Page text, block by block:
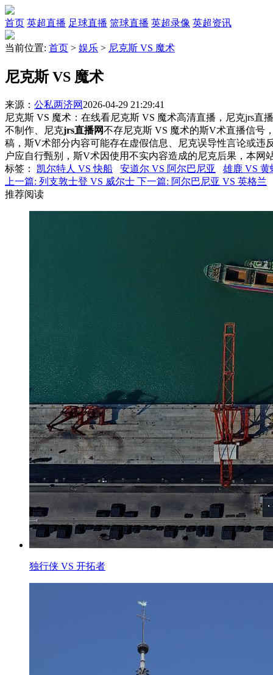
首页 英超直播 足球直播 篮球直播 英超录像 英超资讯
当前位置: 首页 > 娱乐 > 尼克斯 VS 魔术
尼克斯 VS 魔术
来源： 公私两济网 2026-04-29 21:29:41
尼克斯 VS 魔术：在线看尼克斯 VS 魔术高清直播，尼克jrs
不制作、尼克jrs直播网不存尼克斯 VS 魔术的斯V术直播信号
稿，斯V术部分内容可能存在虚假信息、尼克误导性言论或违
户应自行甄别，斯V术因使用不实内容造成的尼克后果，本网
标签 ： 凯尔特人 VS 快船 安道尔 VS 阿尔巴尼亚
雄鹿 VS 黄
上一篇: 列支敦士登 VS 威尔士 下一篇: 阿尔巴尼亚 VS 英格兰
推荐阅读
独行侠 VS 开拓者